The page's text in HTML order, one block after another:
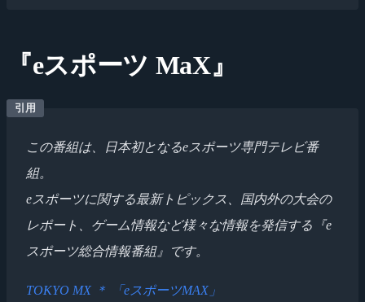
『eスポーツ MaX』
この番組は、日本初となるeスポーツ専門テレビ番
組。
eスポーツに関する最新トピックス、国内外の大会の
レポート、ゲーム情報など様々な情報を発信する『e
スポーツ総合情報番組』です。
TOKYO MX ＊ 「eスポーツMAX」